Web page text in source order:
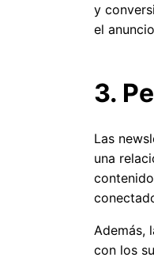
y
el
3.
Las
una
Además,
con los